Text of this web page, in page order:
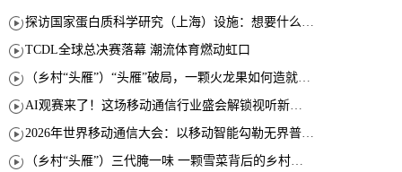
探访国家蛋白质科学研究（上海）设施：想要什么蛋白 AI直接设计合成
TCDL全球总决赛落幕 潮流体育燃动虹口
（乡村“头雁”）“头雁”破局，一颗火龙果如何造就沪上乡村特色产业化路径
AI观赛来了！这场移动通信行业盛会解锁视听新玩法
2026年世界移动通信大会：以移动智能勾勒无界普惠新愿景
（乡村“头雁”）三代腌一味 一颗雪菜背后的乡村致富经